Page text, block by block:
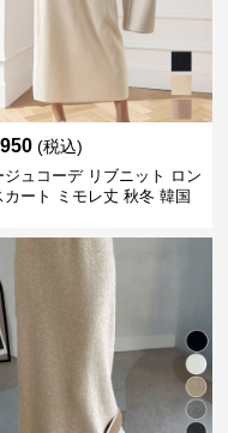
(税込)
ジュコーデ リブニット ロン
カート ミモレ丈 秋冬 韓国